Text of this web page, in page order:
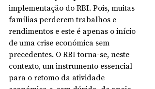
implementação do RBI. Pois, muitas
famílias perderem trabalhos e
rendimentos e este é apenas o início
de uma crise económica sem
precedentes. O RBI torna-se, neste
contexto, um instrumento essencial
para o retomo da atividade